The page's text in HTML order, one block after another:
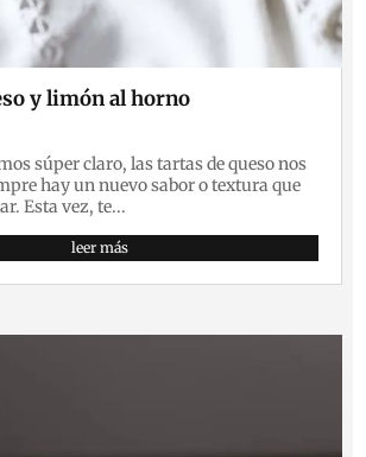
y limón al horno
súper claro, las tartas de queso nos
hay un nuevo sabor o textura que
Esta vez, te...
leer más